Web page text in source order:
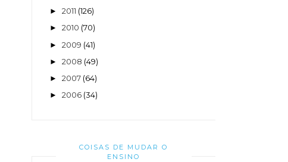
► 2011 (126)
► 2010 (70)
► 2009 (41)
► 2008 (49)
► 2007 (64)
► 2006 (34)
COISAS DE MUDAR O
ENSINO